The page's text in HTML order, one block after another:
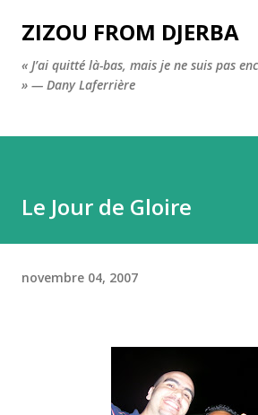
Accéder au contenu
ZIZOU FROM DJERBA
« J’ai quitté là-bas, mais je ne suis pas
» — Dany Laferrière
Le Jour de Gloire
novembre 04, 2007